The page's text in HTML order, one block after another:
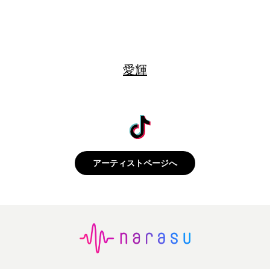
愛輝
アーティストページへ